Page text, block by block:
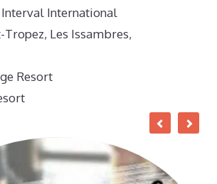
Interval International
Tropez, Les Issambres,
Resort